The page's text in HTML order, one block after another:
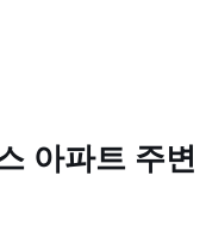
아파트 주